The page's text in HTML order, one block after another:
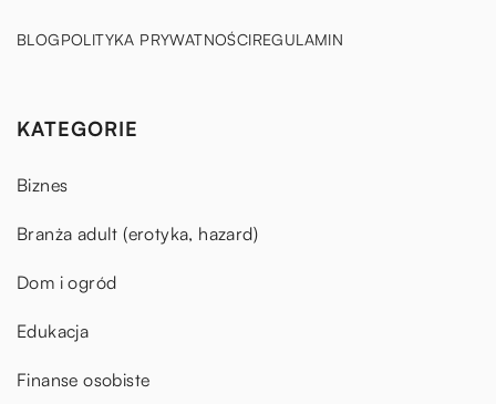
BLOGPOLITYKA PRYWATNOŚCIREGULAMIN
KATEGORIE
Biznes
Branża adult (erotyka, hazard)
Dom i ogród
Edukacja
Finanse osobiste